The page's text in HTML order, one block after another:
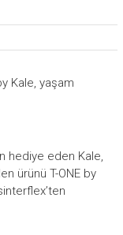
hediye eden Kale,
ürünü T-ONE by